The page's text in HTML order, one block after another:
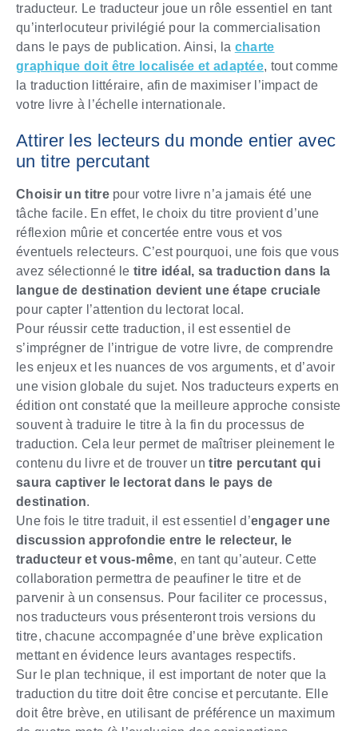
traducteur. Le traducteur joue un rôle essentiel en tant
qu’interlocuteur privilégié pour la commercialisation
dans le pays de publication. Ainsi, la charte
graphique doit être localisée et adaptée, tout comme
la traduction littéraire, afin de maximiser l’impact de
votre livre à l’échelle internationale.
Attirer les lecteurs du monde entier avec
un titre percutant
Choisir un titrepour votre livre n’a jamais été une
tâche facile. En effet, le choix du titre provient d’une
réflexion mûrie et concertée entre vous et vos
éventuels relecteurs. C’est pourquoi, une fois que vous
avez sélectionné letitre idéal, sa traduction dans la
langue de destination devient une étape cruciale
pour capter l’attention du lectorat local.
Pour réussir cette traduction, il est essentiel de
s’imprégner de l’intrigue de votre livre, de comprendre
les enjeux et les nuances de vos arguments, et d’avoir
une vision globale du sujet. Nos traducteurs experts en
édition ont constaté que la meilleure approche consiste
souvent à traduire le titre à la fin du processus de
traduction. Cela leur permet de maîtriser pleinement le
contenu du livre et de trouver untitre percutant qui
saura captiver le lectorat dans le pays de
destination.
Une fois le titre traduit, il est essentiel d’engager une
discussion approfondie entre le relecteur, le
traducteur et vous-même, en tant qu’auteur. Cette
collaboration permettra de peaufiner le titre et de
parvenir à un consensus. Pour faciliter ce processus,
nos traducteurs vous présenteront trois versions du
titre, chacune accompagnée d’une brève explication
mettant en évidence leurs avantages respectifs.
Sur le plan technique, il est important de noter que la
traduction du titre doit être concise et percutante. Elle
doit être brève, en utilisant de préférence un maximum